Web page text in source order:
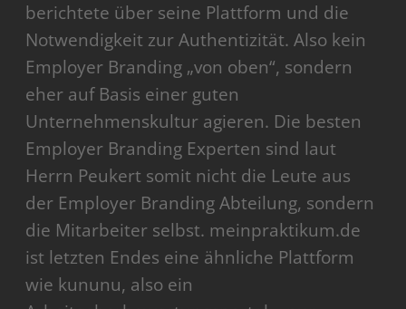
berichtete über seine Plattform und die
Notwendigkeit zur Authentizität. Also kein
Employer Branding „von oben“, sondern
eher auf Basis einer guten
Unternehmenskultur agieren. Die besten
Employer Branding Experten sind laut
Herrn Peukert somit nicht die Leute aus
der Employer Branding Abteilung, sondern
die Mitarbeiter selbst. meinpraktikum.de
ist letzten Endes eine ähnliche Plattform
wie kununu, also ein